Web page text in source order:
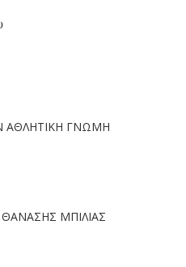
ΑΘΛΗΤΙΚΗ ΓΝΩΜΗ
ΘΑΝΑΣΗΣ ΜΠΙΛΙΑΣ